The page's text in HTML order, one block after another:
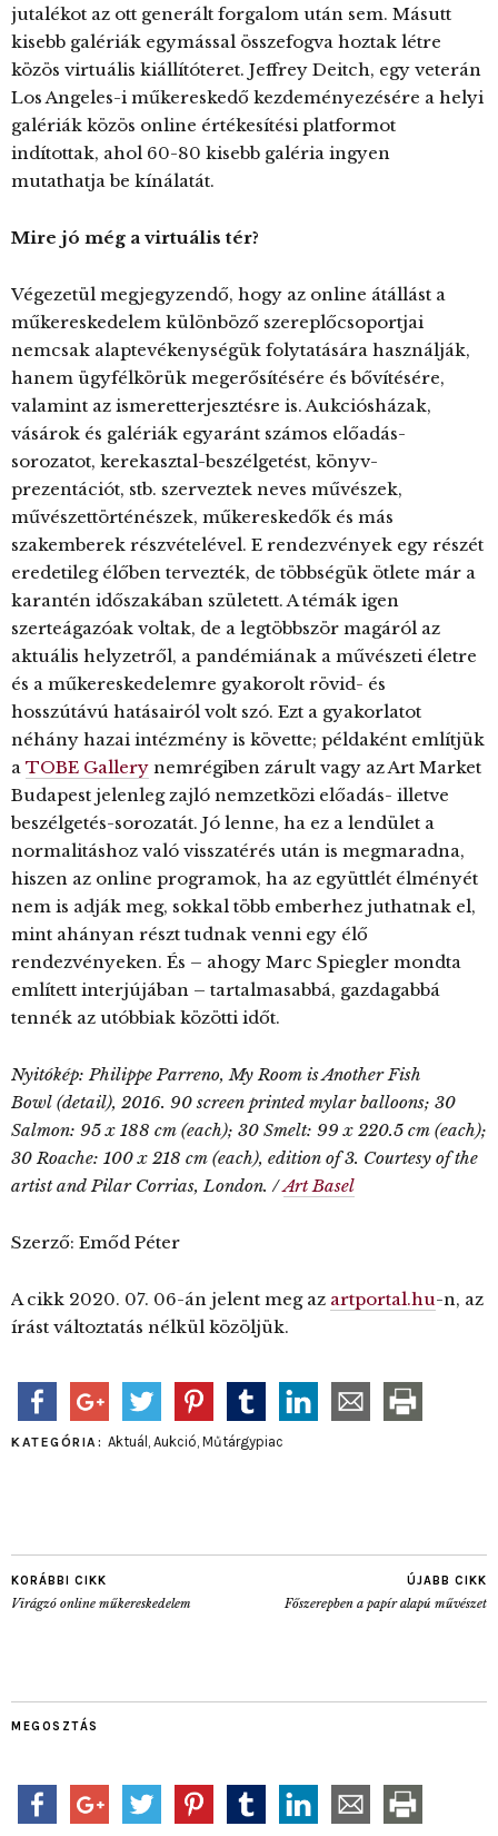
jutalékot az ott generált forgalom után sem. Másutt
kisebb galériák egymással összefogva hoztak létre
közös virtuális kiállítóteret. Jeffrey Deitch, egy veterán
Los Angeles-i műkereskedő kezdeményezésére a helyi
galériák közös online értékesítési platformot
indítottak, ahol 60-80 kisebb galéria ingyen
mutathatja be kínálatát.
Mire jó még a virtuális tér?
Végezetül megjegyzendő, hogy az online átállást a
műkereskedelem különböző szereplőcsoportjai
nemcsak alaptevékenységük folytatására használják,
hanem ügyfélkörük megerősítésére és bővítésére,
valamint az ismeretterjesztésre is. Aukciósházak,
vásárok és galériák egyaránt számos előadás-
sorozatot, kerekasztal-beszélgetést, könyv-
prezentációt, stb. szerveztek neves művészek,
művészettörténészek, műkereskedők és más
szakemberek részvételével. E rendezvények egy részét
eredetileg élőben tervezték, de többségük ötlete már a
karantén időszakában született. A témák igen
szerteágazóak voltak, de a legtöbbször magáról az
aktuális helyzetről, a pandémiának a művészeti életre
és a műkereskedelemre gyakorolt rövid- és
hosszútávú hatásairól volt szó. Ezt a gyakorlatot
néhány hazai intézmény is követte; példaként említjük
a TOBE Gallery nemrégiben zárult vagy az Art Market
Budapest jelenleg zajló nemzetközi előadás- illetve
beszélgetés-sorozatát. Jó lenne, ha ez a lendület a
normalitáshoz való visszatérés után is megmaradna,
hiszen az online programok, ha az együttlét élményét
nem is adják meg, sokkal több emberhez juthatnak el,
mint ahányan részt tudnak venni egy élő
rendezvényeken. És – ahogy Marc Spiegler mondta
említett interjújában – tartalmasabbá, gazdagabbá
tennék az utóbbiak közötti időt.
Nyitókép: Philippe Parreno, My Room is Another Fish
Bowl (detail), 2016. 90 screen printed mylar balloons; 30
Salmon: 95 x 188 cm (each); 30 Smelt: 99 x 220.5 cm (each);
30 Roache: 100 x 218 cm (each), edition of 3. Courtesy of the
artist and Pilar Corrias, London. /Art Basel
Szerző: Emőd Péter
A cikk 2020. 07. 06-án jelent meg az artportal.hu-n, az
írást változtatás nélkül közöljük.
KATEGÓRIA: Aktuál , Aukció, Műtárgypiac
KORÁBBI CIKK
Virágzó online műkereskedelem
ÚJABB CIKK
Főszerepben a papír alapú művészet
MEGOSZTÁS